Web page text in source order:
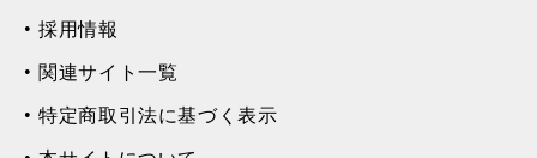
採用情報
関連サイト一覧
特定商取引法に基づく表示